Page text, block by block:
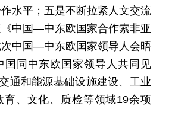
水平；五是不断拉紧人文交流
中国—中东欧国家合作索非亚
中国—中东欧国家领导人会晤
国同中东欧国家领导人共同见
通和能源基础设施建设、工业
育、文化、质检等领域19余项